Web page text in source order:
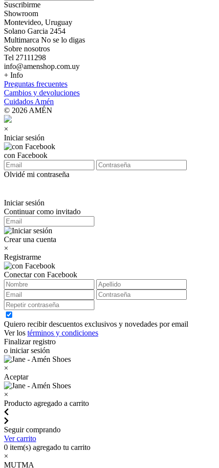
Suscribirme
Showroom
Montevideo, Uruguay
Solano Garcia 2454
Multimarca No se lo digas
Sobre nosotros
Tel 27111298
info@amenshop.com.uy
+ Info
Preguntas frecuentes
Cambios y devoluciones
Cuidados Amén
© 2026 AMÉN
×
Iniciar sesión
con Facebook
Olvidé mi contraseña
Iniciar sesión
Continuar como invitado
Crear una cuenta
×
Registrarme
Conectar con Facebook
Quiero recibir descuentos exclusivos y novedades por email
Ver los términos y condiciones
Finalizar registro
o iniciar sesión
×
Aceptar
×
Producto agregado a carrito
Seguir comprando
Ver carrito
0 item(s) agregado tu carrito
×
MUTMA